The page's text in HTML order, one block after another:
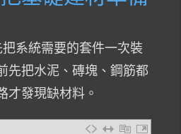
系統需要的套件一次裝
先把水泥、磚塊、鋼筋都
才發現缺材料。